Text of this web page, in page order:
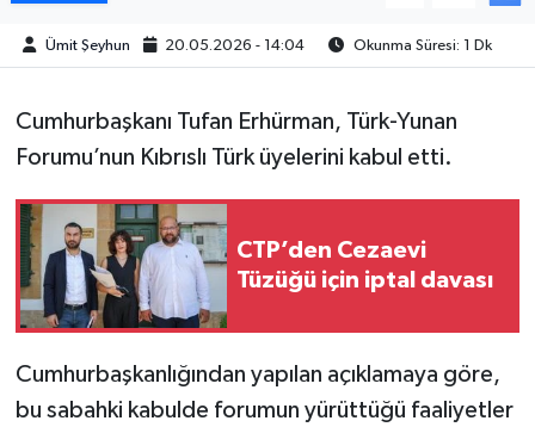
Ümit Şeyhun 20.05.2026 - 14:04 Okunma Süresi: 1 Dk
Cumhurbaşkanı Tufan Erhürman, Türk-Yunan
Forumu’nun Kıbrıslı Türk üyelerini kabul etti.
CTP’den Cezaevi
Tüzüğü için iptal davası
Cumhurbaşkanlığından yapılan açıklamaya göre,
bu sabahki kabulde forumun yürüttüğü faaliyetler